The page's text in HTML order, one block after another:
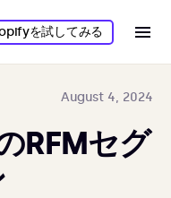
を試してみる
August 4, 2024
RFMセグ